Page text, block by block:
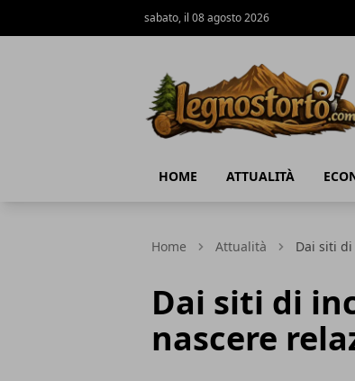
sabato, il 08 agosto 2026
HOME ATTUALITÀ
Home Attualità Dai siti
Dai siti di
nascere